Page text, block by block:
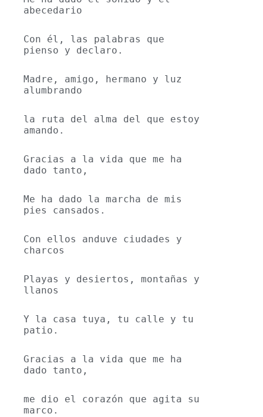
abecedario
Con él, las palabras que
pienso y declaro.
Madre, amigo, hermano y luz
alumbrando
la ruta del alma del que estoy
amando.
Gracias a la vida que me ha
dado tanto,
Me ha dado la marcha de mis
pies cansados.
Con ellos anduve ciudades y
charcos
Playas y desiertos, montañas y
llanos
Y la casa tuya, tu calle y tu
patio.
Gracias a la vida que me ha
dado tanto,
me dio el corazón que agita su
marco.